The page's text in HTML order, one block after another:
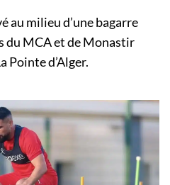
au milieu d’une bagarre
du MCA et de Monastir
Pointe d’Alger.